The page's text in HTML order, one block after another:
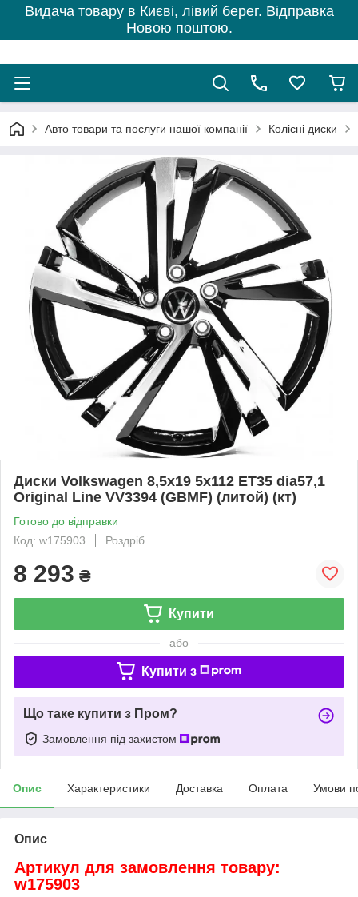
Видача товару в Києві, лівий берег. Відправка
Новою поштою.
Авто товари та послуги нашої компанії Колісні диски
Диски Volkswagen 8,5x19 5x112 ET35 dia57,1
Original Line VV3394 (GBMF) (литой) (кт)
Готово до відправки
Код: w175903
Роздріб
8 293 ₴
Купити
або
Купити з
Що таке купити з Пром?
Замовлення під захистом
Опис Характеристики Доставка Оплата Умови
Опис
Артикул для замовлення товару:
w175903